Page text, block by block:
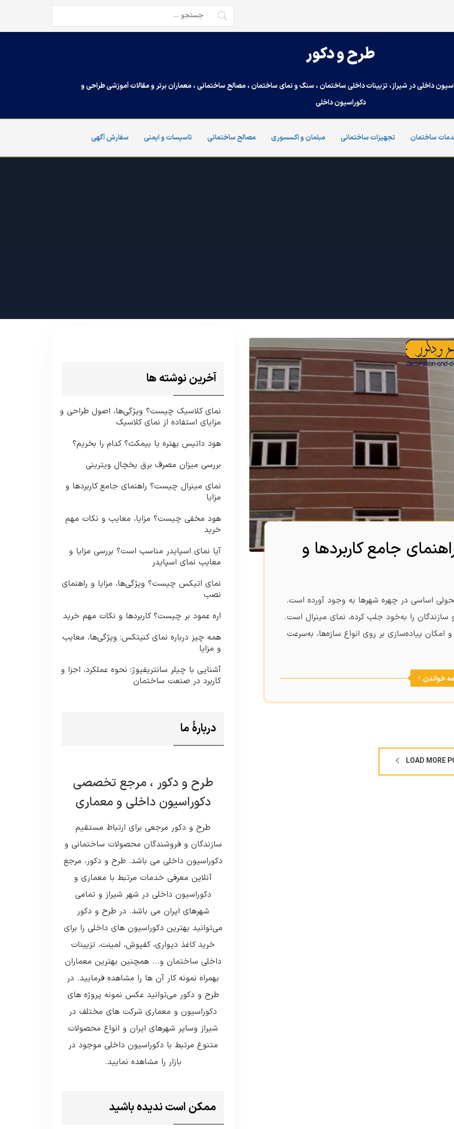
جستجو
برای:
طرح و دکور
داخلی در شیراز، تزیینات داخلی ساختمان ، سنگ و نمای ساختمان ، مصالح ساختمانی ، معماران برتر و مقالات آموزشی طراحی و
دکوراسیون داخلی
ساختمان تجهیزات ساختمانی مبلمان و اکسسوری مصالح ساختمانی تاسیسات و ایمنی سفارش آگهی
جامع کاربردها و
اساسی در چهره شهرها به وجود آورده است.
سازندگان را به‌خود جلب کرده، نمای مینرال است.
امکان پیاده‌سازی بر روی انواع سازه‌ها، به‌سرعت
خواندن
آخرین نوشته ها
نمای کلاسیک چیست؟ ویژگی‌ها، اصول طراحی و
مزایای استفاده از نمای کلاسیک
هود داتیس بهتره یا بیمکث؟ کدام را بخریم؟
بررسی میزان مصرف برق یخچال ویترینی
نمای مینرال چیست؟ راهنمای جامع کاربردها و
مزایا
هود مخفی چیست؟ مزایا، معایب و نکات مهم
خرید
آیا نمای اسپایدر مناسب است؟ بررسی مزایا و
معایب نمای اسپایدر
نمای اتیکس چیست؟ ویژگی‌ها، مزایا و راهنمای
نصب
اره عمود بر چیست؟ کاربردها و نکات مهم خرید
همه چیز درباره نمای کنیتکس: ویژگی‌ها، معایب
و مزایا
آشنایی با چیلر سانتریفیوژ: نحوه عملکرد، اجزا و
کاربرد در صنعت ساختمان
دربارۀ ما
طرح و دکور ، مرجع تخصصی
دکوراسیون داخلی و معماری
طرح و دکور مرجعی برای ارتباط مستقیم
سازندگان و فروشندگان محصولات ساختمانی و
دکوراسیون داخلی می باشد. طرح و دکور، مرجع
آنلاین معرفی خدمات مرتبط با معماری و
دکوراسیون داخلی در شهر شیراز و تمامی
شهرهای ایران می باشد. در طرح و دکور
می‌توانید بهترین دکوراسیون های داخلی را برای
خرید کاغذ دیواری، کفپوش، لمینت، تزیینات
داخلی ساختمان و... همچنین بهترین معماران
بهمراه نمونه کار آن ها را مشاهده فرمایید. در
طرح و دکور می‌توانید عکس نمونه پروژه های
دکوراسیون و معماری شرکت های مختلف در
شیراز وسایر شهرهای ایران و انواع محصولات
متنوع مرتبط با دکوراسیون داخلی موجود در
بازار را مشاهده نمایید.
ممکن است ندیده باشید